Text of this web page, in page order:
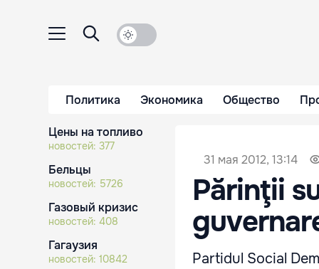
Политика Экономика Общество
Цены на топливо
новостей: 377
Бельцы
новостей: 5726
Газовый кризис
новостей: 408
Гагаузия
новостей: 10842
31 мая 2012, 13:14
Părinţii
Partidul Social